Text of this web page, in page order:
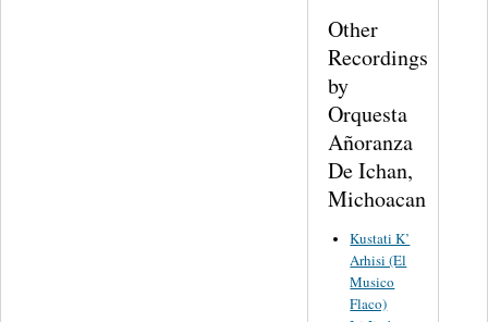
Other
Recordings
by
Orquesta
Añoranza
De Ichan,
Michoacan
Kustati K’
Arhisi (El
Musico
Flaco)